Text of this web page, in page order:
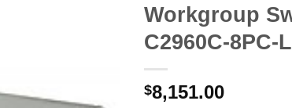
Workgroup
C2960C-8PC-
$8,151.00